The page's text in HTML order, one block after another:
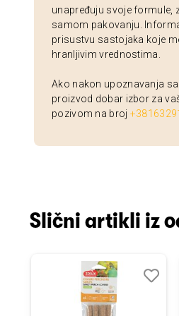
unapređuju svoje formule,
samom pakovanju.
prisustvu sastojaka koje
hranljivim vrednostima.
Ako nakon upoznavanja
proizvod dobar izbor za
pozivom na broj
Slični artikli iz